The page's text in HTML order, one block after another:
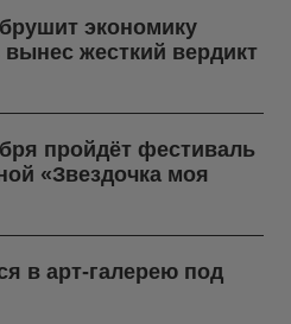
экономику
жесткий вердикт
пройдёт фестиваль
«Звездочка моя
в арт-галерею под